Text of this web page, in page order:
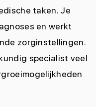
taken. Je
en werkt
zorginstellingen.
specialist veel